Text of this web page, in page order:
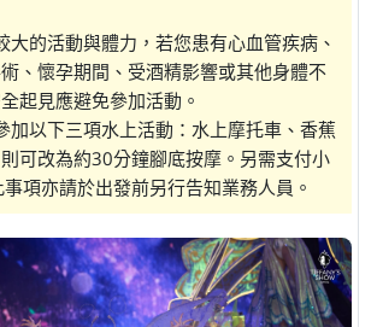
大的活動與體力，若您患有心血管疾病、
、懷孕期間、受酒精影響或其他身體不
起見應避免參加活動。
加以下三項水上活動：水上摩托車、香蕉
可改為約30分鐘腳底按摩。另需支付小
項亦請於出發前另行告知業務人員。